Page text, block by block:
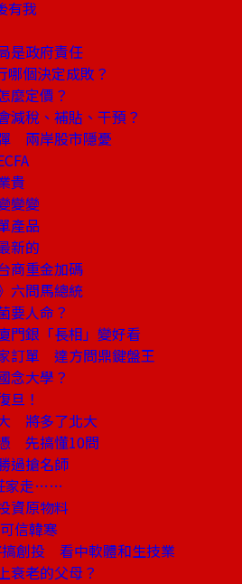
有我
是政府責任
哪個決定成敗？
麼定價？
減稅、補貼、干預？
兩岸股市隱憂
貴
變變
產品
新的
商重金加碼
六問馬總統
要人命？
銀「長相」變好看
訂單 達方問鼎鍵盤王
念大學？
旦！
將多了北大
先搞懂10問
過搶名師
家走……
資原物料
信韓寒
創投 看中軟體和生技業
衰老的父母？